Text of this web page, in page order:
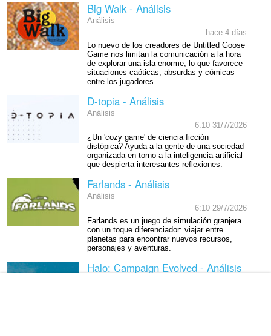
Big Walk - Análisis
Análisis
hace 4 días
Lo nuevo de los creadores de Untitled Goose
Game nos limitan la comunicación a la hora
de explorar una isla enorme, lo que favorece
situaciones caóticas, absurdas y cómicas
entre los jugadores.
D-topia - Análisis
Análisis
6:10 31/7/2026
¿Un 'cozy game' de ciencia ficción
distópica? Ayuda a la gente de una sociedad
organizada en torno a la inteligencia artificial
que despierta interesantes reflexiones.
Farlands - Análisis
Análisis
6:10 29/7/2026
Farlands es un juego de simulación granjera
con un toque diferenciador: viajar entre
planetas para encontrar nuevos recursos,
personajes y aventuras.
Halo: Campaign Evolved - Análisis